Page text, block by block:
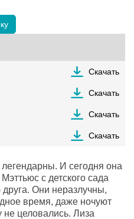
Скачать
Скачать
Скачать
Скачать
И сегодня она
с детского сада
Они неразлучны,
время, даже ночуют
не целовались. Лиза